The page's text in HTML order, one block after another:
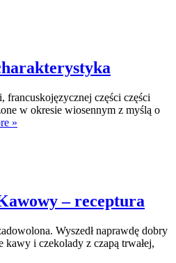
francuskojęzycznej części części
w okresie wiosennym z myślą o
»
– receptura
Wyszedł naprawdę dobry
kawy i czekolady z czapą trwałej,